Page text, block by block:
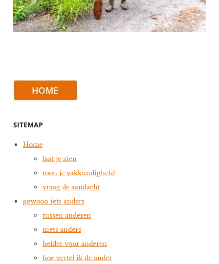
SITEMAP
Home
laat je zien
toon je vakkundigheid
vraag de aandacht
gewoon iets anders
tussen anderen
niets anders
helder voor anderen
hoe vertel ik de ander